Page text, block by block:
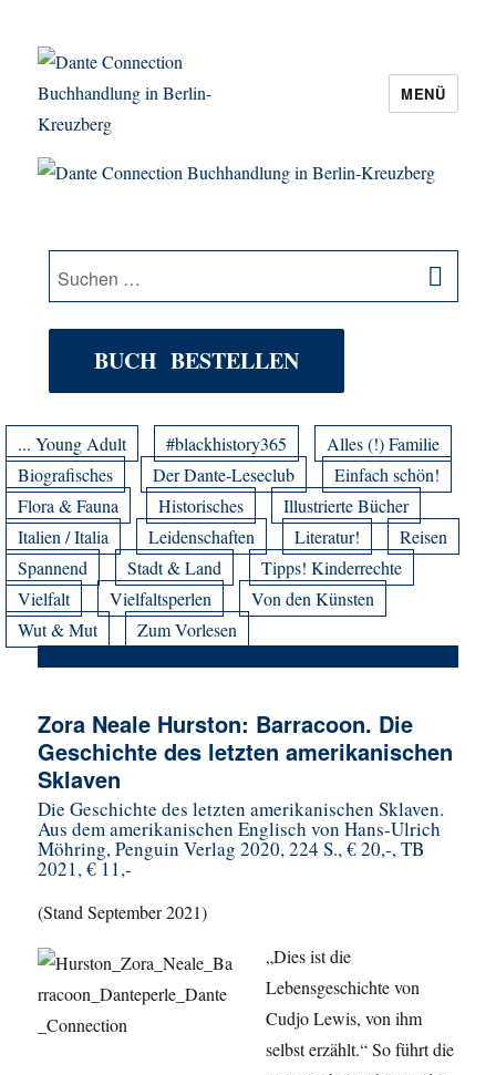
Dante Connection Buchhandlung in
MENÜ
Suche
nach:
BUCH BESTELLEN
... Young Adult #blackhistory365
Alles (!) Familie
Biografisches
Der Dante-Leseclub
Einfach schön!
Flora & Fauna
Historisches
Illustrierte Bücher
Italien / Italia
Leidenschaften Literatur!
Reisen
Spannend
Stadt & Land
Tipps! Kinderrechte
Vielfalt
Vielfaltsperlen
Von den Künsten
Wut & Mut
Zum Vorlesen
Zora Neale Hurston: Barracoon. Die
Geschichte des letzten amerikanischen
Sklaven
Die Geschichte des letzten amerikanischen Sklaven.
Aus dem amerikanischen Englisch von Hans-Ulrich
Möhring, Penguin Verlag 2020, 224 S., € 20,-, TB
2021, € 11,-
(Stand September 2021)
„Dies ist die
Lebensgeschichte von
Cudjo Lewis, von ihm
selbst erzählt.“ So führt die